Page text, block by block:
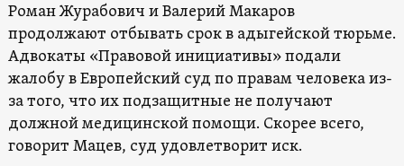
Роман Журабович и Валерий Макаров
продолжают отбывать срок в адыгейской тюрьме.
Адвокаты «Правовой инициативы» подали
жалобу в Европейский суд по правам человека из-
за того, что их подзащитные не получают
должной медицинской помощи. Скорее всего,
говорит Мацев, суд удовлетворит иск.